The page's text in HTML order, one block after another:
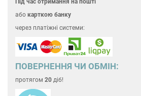
або карткою банку
через платіжні системи:
ПОВЕРНЕННЯ ЧИ ОБМІН:
протягом 20 діб!